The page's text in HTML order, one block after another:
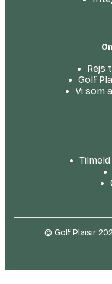
Rejs
Golf
Vi som
© Golf Plaisir